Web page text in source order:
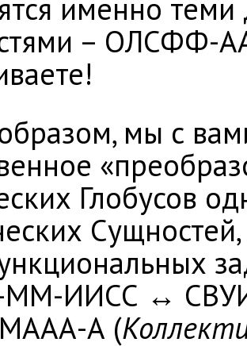
именно
– ОЛСФФ-
мы с
Глобусов
ММ-ИИСС ↔
А (